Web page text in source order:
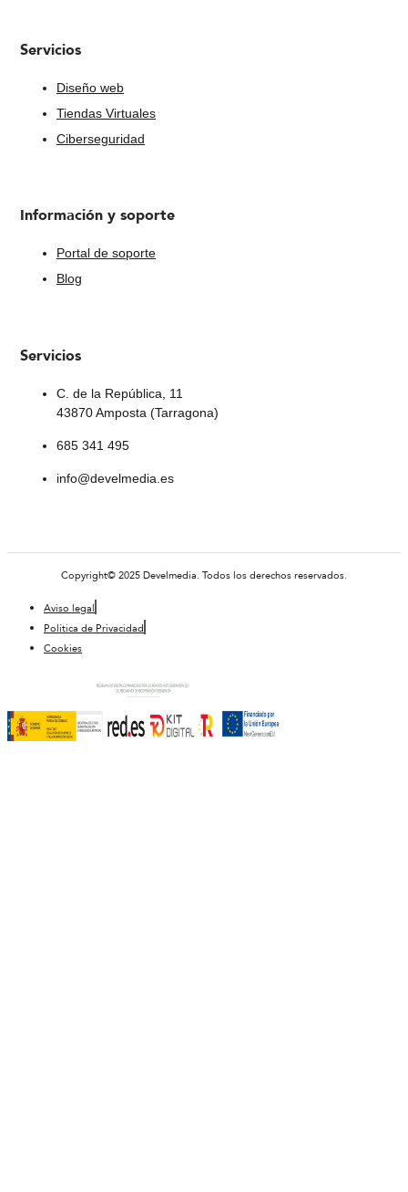
Servicios
Diseño web
Tiendas Virtuales
Ciberseguridad
Información y soporte
Portal de soporte
Blog
Servicios
C. de la República, 11
43870 Amposta (Tarragona)
685 341 495
info@develmedia.es
Copyright© 2025 Develmedia. Todos los derechos reservados.
Aviso legal
Política de Privacidad
Cookies